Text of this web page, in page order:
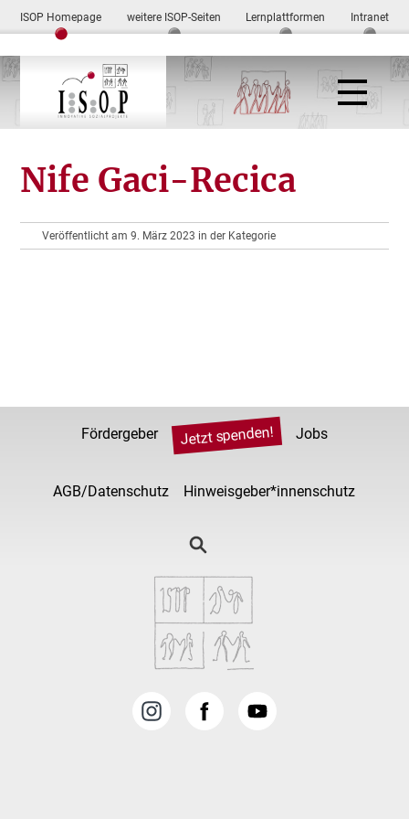
ISOP Homepage weitere ISOP-Seiten Lernplattformen Intranet
Nife Gaci-Recica
Veröffentlicht am 9. März 2023 in der Kategorie
Fördergeber Jetzt spenden! Jobs
AGB/Datenschutz Hinweisgeber*innenschutz